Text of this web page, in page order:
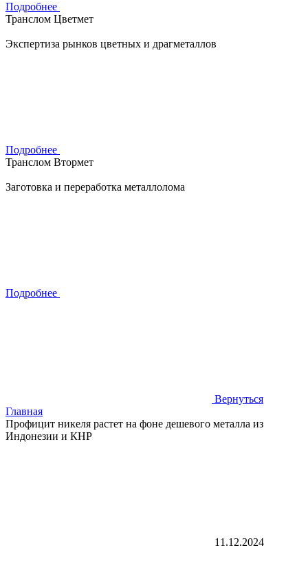
Подробнее
Транслом Цветмет
Экспертиза рынков цветных и драгметаллов
Подробнее
Транслом Втормет
Заготовка и переработка металлолома
Подробнее
Вернуться
Главная
Профицит никеля растет на фоне дешевого металла из
Индонезии и КНР
11.12.2024